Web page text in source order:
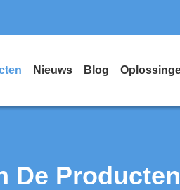
Nieuws Blog
De Producten